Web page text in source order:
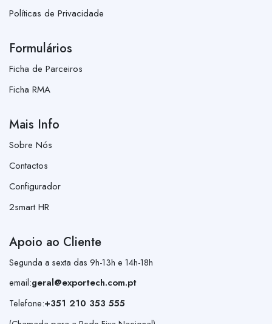
Políticas de Privacidade
Formulários
Ficha de Parceiros
Ficha RMA
Mais Info
Sobre Nós
Contactos
Configurador
2smart HR
Apoio ao Cliente
Segunda a sexta das 9h-13h e 14h-18h
email:geral@exportech.com.pt
Telefone:+351 210 353 555